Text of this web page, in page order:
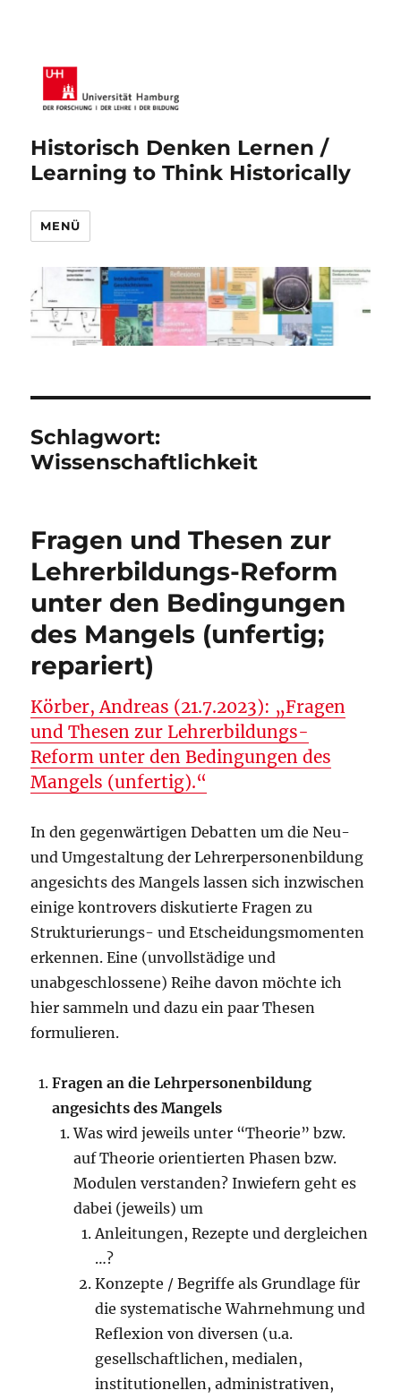
Historisch Denken Lernen /
Learning to Think Historically
MENÜ
Schlagwort:
Wissenschaftlichkeit
Fragen und Thesen zur
Lehrerbildungs-Reform
unter den Bedingungen
des Mangels (unfertig;
repariert)
Körber, Andreas (21.7.2023): „Fragen
und Thesen zur Lehrerbildungs-
Reform unter den Bedingungen des
Mangels (unfertig).“
In den gegenwärtigen Debatten um die Neu-
und Umgestaltung der Lehrerpersonenbildung
angesichts des Mangels lassen sich inzwischen
einige kontrovers diskutierte Fragen zu
Strukturierungs- und Etscheidungsmomenten
erkennen. Eine (unvollstädige und
unabgeschlossene) Reihe davon möchte ich
hier sammeln und dazu ein paar Thesen
formulieren.
Fragen an die Lehrpersonenbildung
angesichts des Mangels
Was wird jeweils unter “Theorie” bzw.
auf Theorie orientierten Phasen bzw.
Modulen verstanden? Inwiefern geht es
dabei (jeweils) um
Anleitungen, Rezepte und dergleichen
…?
Konzepte / Begriffe als Grundlage für
die systematische Wahrnehmung und
Reflexion von diversen (u.a.
gesellschaftlichen, medialen,
institutionellen, administrativen,